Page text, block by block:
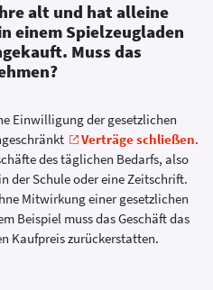
alt und hat alleine
einem Spielzeugladen
Muss das
Einwilligung der gesetzlichen
Verträge schließen.
des täglichen Bedarfs, also
der Schule oder eine Zeitschrift.
Mitwirkung einer gesetzlichen
Beispiel muss das Geschäft das
Kaufpreis zurückerstatten.